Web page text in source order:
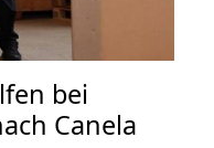
bei
Canela